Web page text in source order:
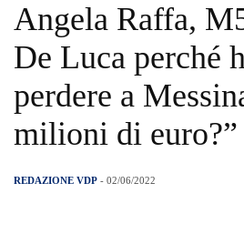
Angela Raffa,
De Luca perché
perdere a
milioni di euro?”
REDAZIONE VDP - 02/06/2022